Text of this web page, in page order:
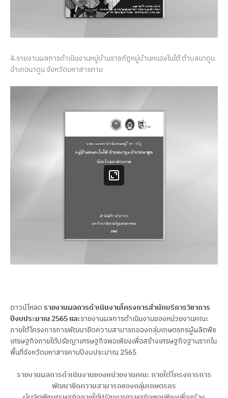
4.รายงานผลการดำเนินงานหมู่บ้านราชภัฏหมู่บ้านหนองโนใต้ ตำบลนาดูน
อำเภอนาดูน จังหวัดมหาสารคาม
ดาวน์โหลด รายงานผลการดำเนินงานโครงการสำนักบริการวิชาการ
ปีงบประมาณ 2565 และรายงานผลการดำเนินงานของหน่วยงานคณะ
ภายใต้โครงการการพัฒนาขีดความสามารถของกลุ่มเกษตรกรผู้ผลิตพืช
เศรษฐกิจภายใต้ปรัชญาเศรษฐกิจพอเพียงเพื่อสร้างเศรษฐกิจฐานรากใน
พื้นที่จังหวัดมหาสารคามปีงบประมาณ 2565
รายงานผลการดำเนินงานของหน่วยงานคณะ ภายใต้โครงการการ
พัฒนาขีดความสามารถของกลุ่มเกษตรกร